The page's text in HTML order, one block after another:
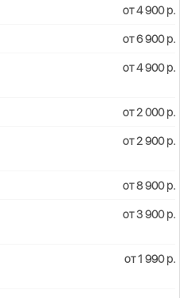
от 4 900 р.
от 6 900 р.
от 4 900 р.
от 2 000 р.
от 2 900 р.
от 8 900 р.
от 3 900 р.
от 1 990 р.